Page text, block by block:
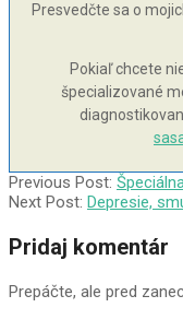
Presvedčte sa o
Pokiaľ chcete
špecializované
2004-
02-
Previous Post:
Next Post: Depresie,
Pridaj komentár
Prepáčte, ale pred